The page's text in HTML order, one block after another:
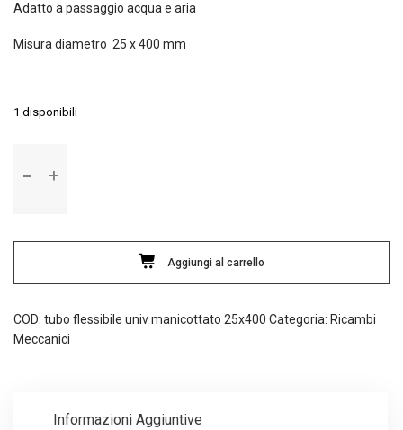
19,00€.14,10€.
Adatto a passaggio acqua e aria
Misura diametro 25 x 400 mm
1 disponibili
flessibile
con
metallica
Aggiungi al carrello
COD: tubo flessibile univ manicottato 25x400 Categoria: Ricambi
Meccanici
Informazioni Aggiuntive